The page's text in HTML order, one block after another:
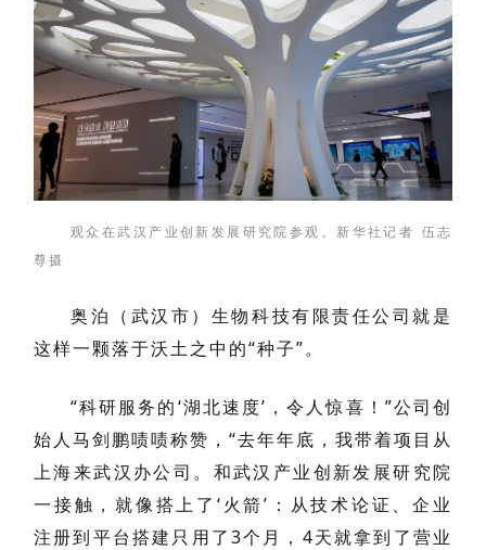
观众在武汉产业创新发展研究院参观。新华社记者 伍志
尊摄
奥泊（武汉市）生物科技有限责任公司就是
这样一颗落于沃土之中的“种子”。
“科研服务的‘湖北速度’，令人惊喜！”公司创
始人马剑鹏啧啧称赞，“去年年底，我带着项目从
上海来武汉办公司。和武汉产业创新发展研究院
一接触，就像搭上了‘火箭’：从技术论证、企业
注册到平台搭建只用了3个月，4天就拿到了营业